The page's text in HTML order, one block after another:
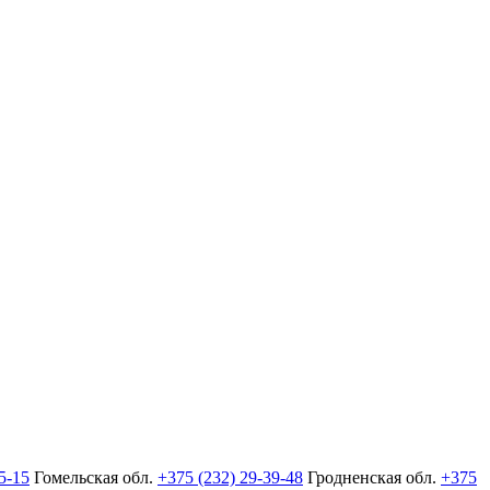
15 Гомельская обл. +375 (232) 29-39-48 Гродненская обл. +375